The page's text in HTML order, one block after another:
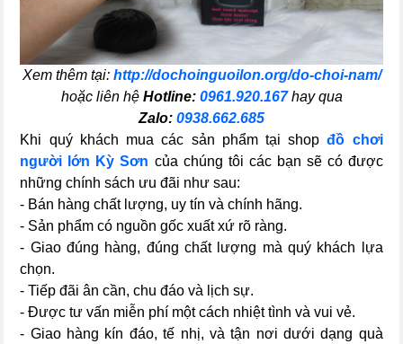
Xem thêm tại: http://dochoinguoilon.org/do-choi-nam/
hoặc liên hệ Hotline: 0961.920.167hay qua
Zalo: 0938.662.685
Khi quý khách mua các sản phẩm tại shopđồ chơi
người lớn Kỳ Sơn của chúng tôi các bạn sẽ có được
những chính sách ưu đãi như sau:
- Bán hàng chất lượng, uy tín và chính hãng.
- Sản phẩm có nguồn gốc xuất xứ rõ ràng.
- Giao đúng hàng, đúng chất lượng mà quý khách lựa
chọn.
- Tiếp đãi ân cần, chu đáo và lịch sự.
- Được tư vấn miễn phí một cách nhiệt tình và vui vẻ.
- Giao hàng kín đáo, tế nhị, và tận nơi dưới dạng quà